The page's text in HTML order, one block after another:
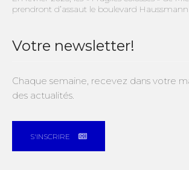
prendront d’assaut le boulevard Haussmann
Votre newsletter!
Chaque semaine, recevez dans votre
des actualités.
S'INSCRIRE